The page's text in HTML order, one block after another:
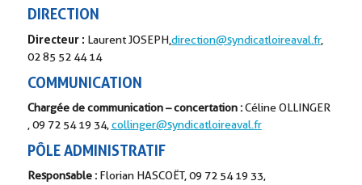
DIRECTION
Directeur : Laurent JOSEPH,direction@syndicatloireaval.fr,
02 85 52 44 14
COMMUNICATION
Chargée de communication – concertation :Céline OLLINGER
09 72 54 19 34, collinger@syndicatloireaval.fr
PÔLEADMINISTRATIF
Responsable : Florian HASCOËT, 09 72 54 19 33,